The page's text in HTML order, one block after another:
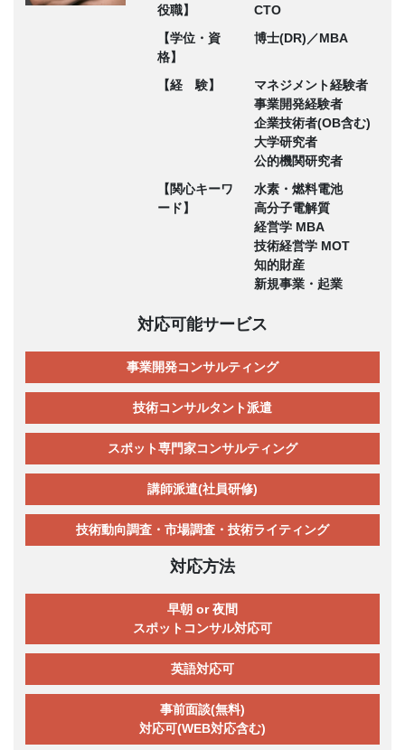
役職】
CTO
【学位・資
格】
博士(DR)／MBA
【経 験】
マネジメント経験者
事業開発経験者
企業技術者(OB含む)
大学研究者
公的機関研究者
【関心キーワ
ード】
水素・燃料電池
高分子電解質
経営学 MBA
技術経営学 MOT
知的財産
新規事業・起業
対応可能サービス
事業開発コンサルティング
技術コンサルタント派遣
スポット専門家コンサルティング
講師派遣(社員研修)
技術動向調査・市場調査・技術ライティング
対応方法
早朝 or 夜間
スポットコンサル対応可
英語対応可
事前面談(無料)
対応可(WEB対応含む)